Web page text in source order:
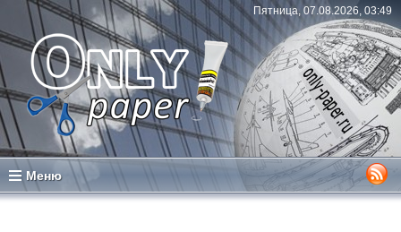
Пятница, 07.08.2026, 03:49
Меню